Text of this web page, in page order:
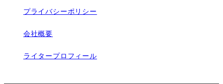
プライバシーポリシー
会社概要
ライタープロフィール